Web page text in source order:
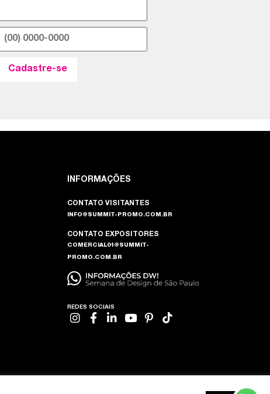
INFORMAÇÕES
CONTATO VISITANTES
INFO@SUMMIT-PROMO.COM.BR
CONTATO EXPOSITORES
COMERCIAL01@SUMMIT-
PROMO.COM.BR
REDES SOCIAIS